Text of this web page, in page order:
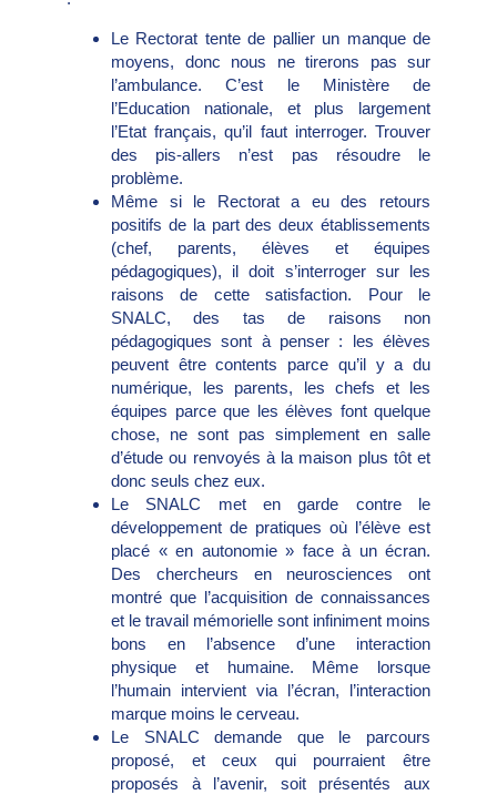
Le Rectorat tente de pallier un manque de
moyens, donc nous ne tirerons pas sur
l’ambulance. C’est le Ministère de
l’Education nationale, et plus largement
l’Etat français, qu’il faut interroger. Trouver
des pis-allers n’est pas résoudre le
problème.
Même si le Rectorat a eu des retours
positifs de la part des deux établissements
(chef, parents, élèves et équipes
pédagogiques), il doit s’interroger sur les
raisons de cette satisfaction. Pour le
SNALC, des tas de raisons non
pédagogiques sont à penser : les élèves
peuvent être contents parce qu’il y a du
numérique, les parents, les chefs et les
équipes parce que les élèves font quelque
chose, ne sont pas simplement en salle
d’étude ou renvoyés à la maison plus tôt et
donc seuls chez eux.
Le SNALC met en garde contre le
développement de pratiques où l’élève est
placé « en autonomie » face à un écran.
Des chercheurs en neurosciences ont
montré que l’acquisition de connaissances
et le travail mémorielle sont infiniment moins
bons en l’absence d’une interaction
physique et humaine. Même lorsque
l’humain intervient via l’écran, l’interaction
marque moins le cerveau.
Le SNALC demande que le parcours
proposé, et ceux qui pourraient être
proposés à l’avenir, soit présentés aux